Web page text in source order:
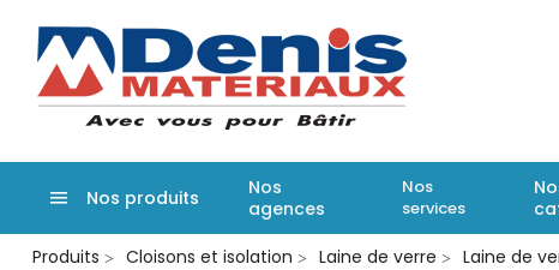
Aller
Nos produits
Nos
agences
Nos
services
Produits
Cloisons et isolation Laine de verre Laine de